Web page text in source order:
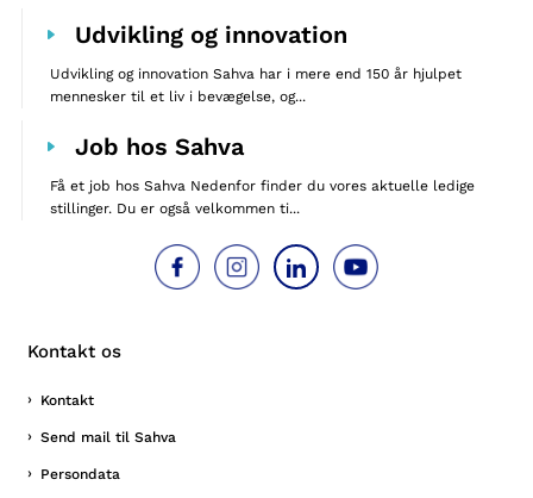
Udvikling og innovation
Udvikling og innovation Sahva har i mere end 150 år hjulpet
mennesker til et liv i bevægelse, og...
Job hos Sahva
Få et job hos Sahva Nedenfor finder du vores aktuelle ledige
stillinger. Du er også velkommen ti...
Kontakt os
Kontakt
Send mail til Sahva
Persondata